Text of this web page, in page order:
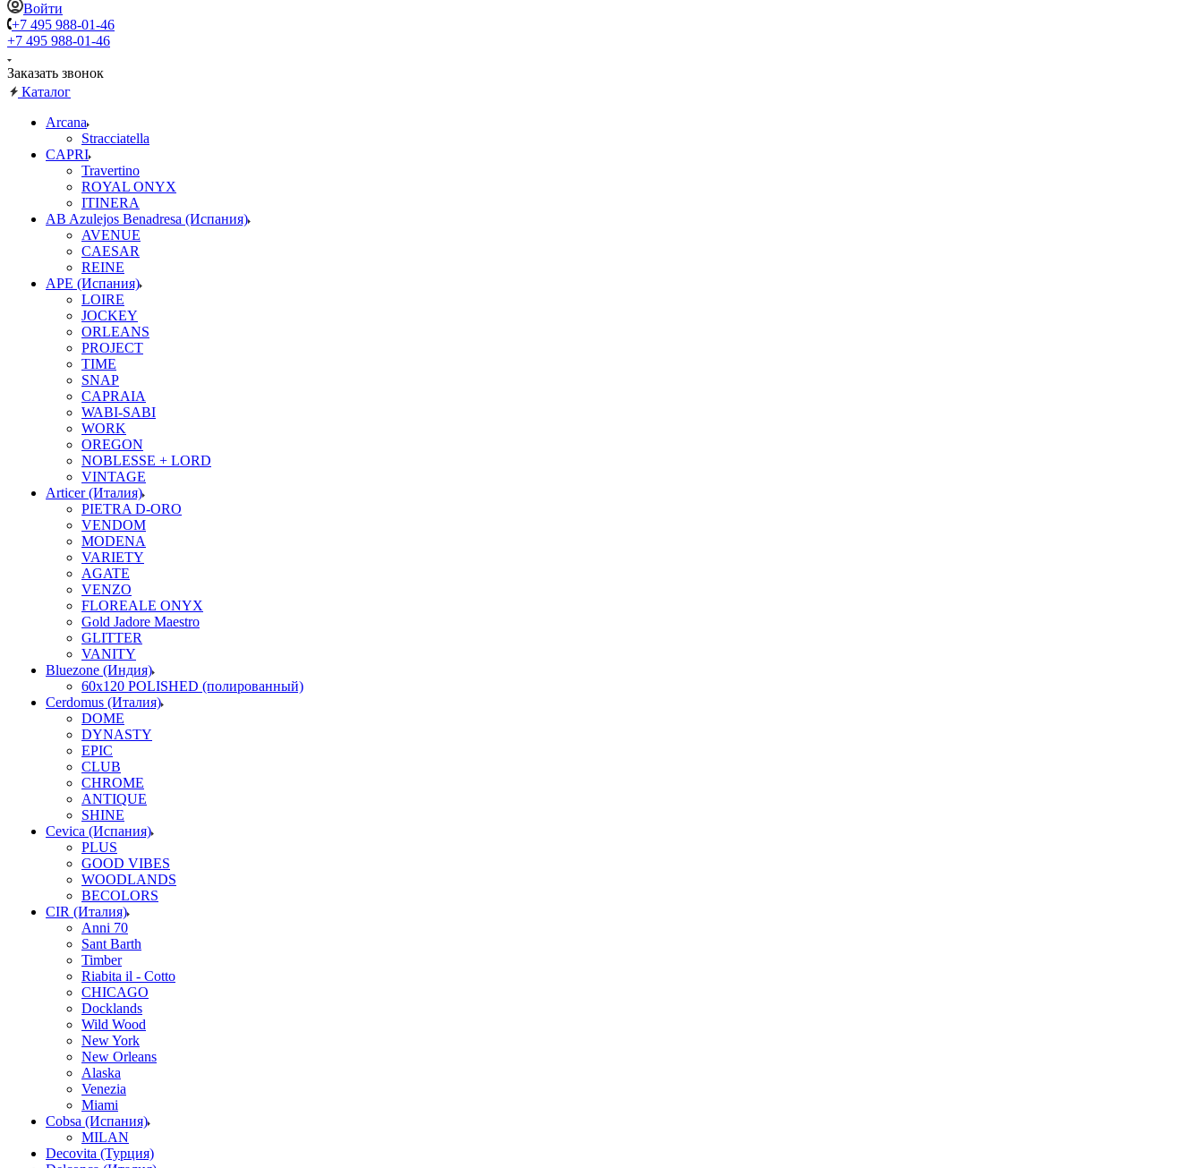
Войти
+7 495 988-01-46
+7 495 988-01-46
Заказать звонок
Каталог
Arcana
Stracciatella
CAPRI
Travertino
ROYAL ONYX
ITINERA
AB Azulejos Benadresa (Испания)
AVENUE
CAESAR
REINE
APE (Испания)
LOIRE
JOCKEY
ORLEANS
PROJECT
TIME
SNAP
CAPRAIA
WABI-SABI
WORK
OREGON
NOBLESSE + LORD
VINTAGE
Articer (Италия)
PIETRA D-ORO
VENDOM
MODENA
VARIETY
AGATE
VENZO
FLOREALE ONYX
Gold Jadore Maestro
GLITTER
VANITY
Bluezone (Индия)
60х120 POLISHED (полированный)
Cerdomus (Италия)
DOME
DYNASTY
EPIC
CLUB
CHROME
ANTIQUE
SHINE
Cevica (Испания)
PLUS
GOOD VIBES
WOODLANDS
BECOLORS
CIR (Италия)
Anni 70
Sant Barth
Timber
Riabita il - Cotto
CHICAGO
Docklands
Wild Wood
New York
New Orleans
Alaska
Venezia
Miami
Cobsa (Испания)
MILAN
Decovita (Турция)